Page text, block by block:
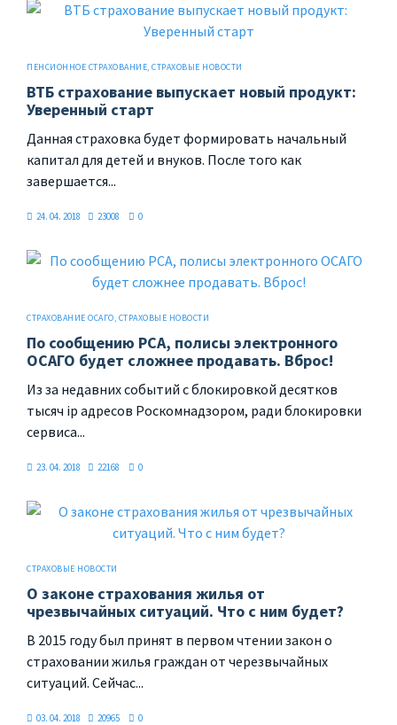
ПЕНСИОННОЕ СТРАХОВАНИЕ, СТРАХОВЫЕ НОВОСТИ
ВТБ страхование выпускает новый продукт:
Уверенный старт
Данная страховка будет формировать начальный
капитал для детей и внуков. После того как
завершается...
24. 04. 2018 23008 0
СТРАХОВАНИЕ ОСАГО, СТРАХОВЫЕ НОВОСТИ
По сообщению РСА, полисы электронного
ОСАГО будет сложнее продавать. Вброс!
Из за недавних событий с блокировкой десятков
тысяч ip адресов Роскомнадзором, ради блокировки
сервиса...
23. 04. 2018 22168 0
СТРАХОВЫЕ НОВОСТИ
О законе страхования жилья от
чрезвычайных ситуаций. Что с ним будет?
В 2015 году был принят в первом чтении закон о
страховании жилья граждан от черезвычайных
ситуаций. Сейчас...
03. 04. 2018 20965 0